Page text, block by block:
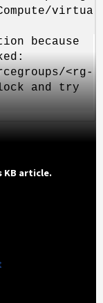
because
<rg-
and try
KB article.